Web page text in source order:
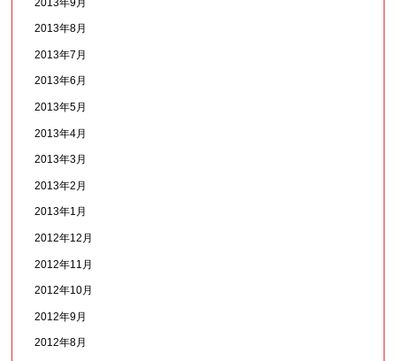
2013年8月
2013年7月
2013年6月
2013年5月
2013年4月
2013年3月
2013年2月
2013年1月
2012年12月
2012年11月
2012年10月
2012年9月
2012年8月